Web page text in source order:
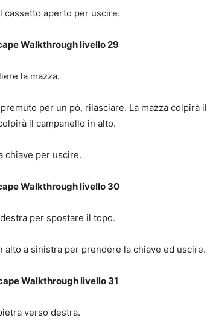
cassetto aperto per uscire.
Walkthrough livello 29
la mazza.
per un pò, rilasciare. La mazza colpirà il
il campanello in alto.
chiave per uscire.
Walkthrough livello 30
per spostare il topo.
a sinistra per prendere la chiave ed uscire.
Walkthrough livello 31
verso destra.